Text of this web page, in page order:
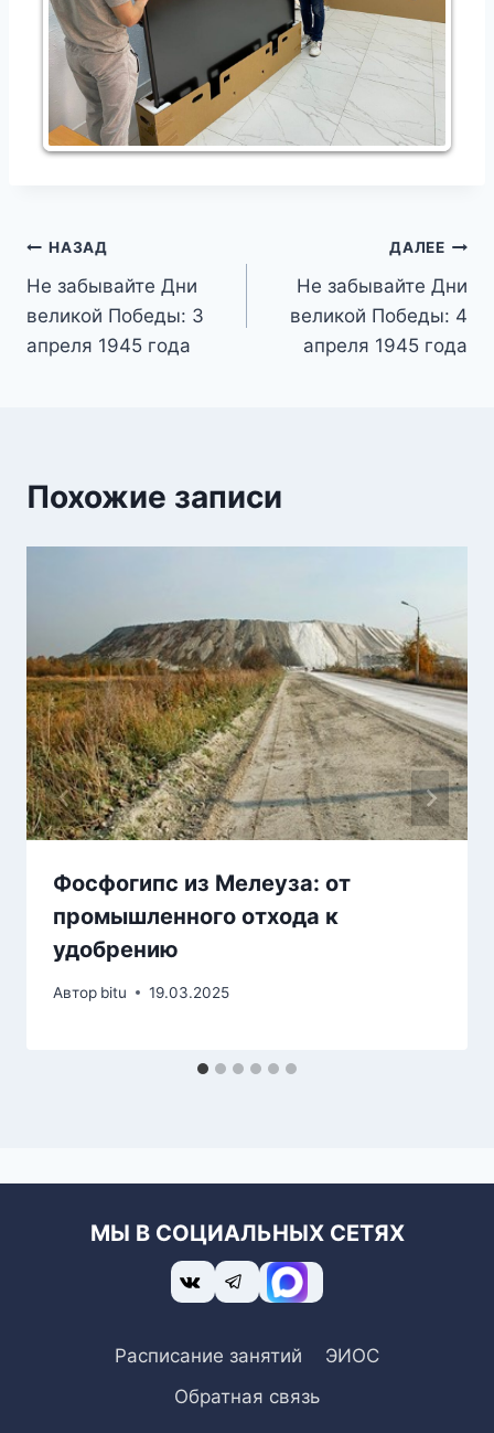
Навигация
по
записям
НАЗАД
Не забывайте Дни
великой Победы: 3
апреля 1945 года
ДАЛЕЕ
Не забывайте Дни
великой Победы: 4
апреля 1945 года
Похожие записи
Фосфогипс из Мелеуза: от
промышленного отхода к
удобрению
Автор bitu 19.03.2025
МЫ В СОЦИАЛЬНЫХ СЕТЯХ
Расписание занятий
ЭИОС
Обратная связь